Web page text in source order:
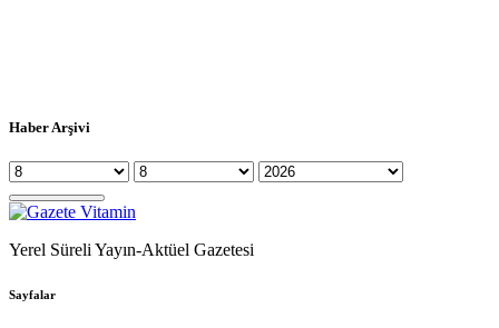
Haber Arşivi
Yerel Süreli Yayın-Aktüel Gazetesi
Sayfalar